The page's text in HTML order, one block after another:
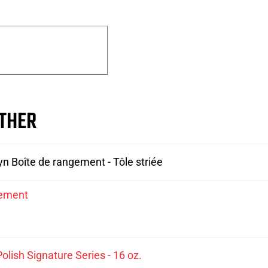
Boîte de rangement - Tôle striée
Signature Series - 16 oz.